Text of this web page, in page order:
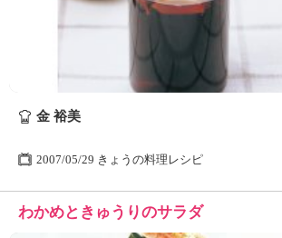
金 裕美
2007/05/29 きょうの料理レシピ
わかめときゅうりのサラダ